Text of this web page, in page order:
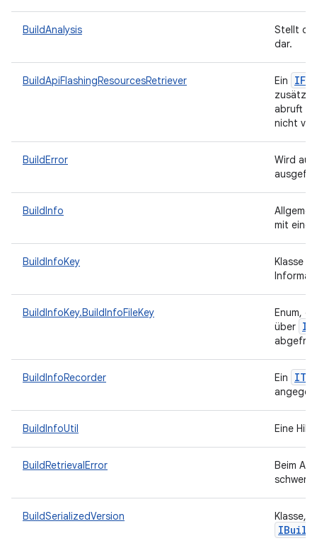
BuildAnalysis
Stellt die
dar.
BuildApiFlashingResourcesRetriever Ein
abruft
nicht
BuildError
Wird
BuildInfo
mit
BuildInfoKey
Klasse
BuildInfoKey.BuildInfoFileKey
Enum,
über
BuildInfoRecorder Ein
BuildInfoUtil Eine
BuildRetrievalError
Beim
BuildSerializedVersion Klasse,
IBuild